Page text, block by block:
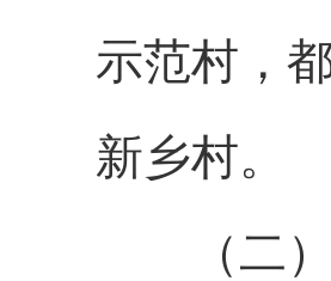
示范村，
新乡村。
（二